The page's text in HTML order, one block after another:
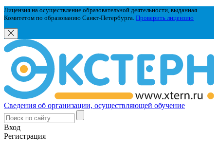
Лицензия на осуществление образовательной деятельности, выданная
Комитетом по образованию Санкт-Петербурга. Проверить лицензию
Сведения об организации, осуществляющей обучение
Вход
Регистрация